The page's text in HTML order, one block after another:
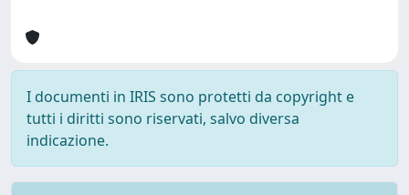
I documenti in IRIS sono protetti da copyright e
tutti i diritti sono riservati, salvo diversa
indicazione.